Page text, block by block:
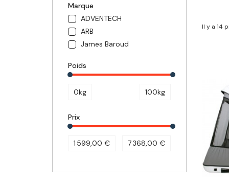
Marque
ADVENTECH
ARB
James Baroud
Poids
0kg 100kg
Prix
1 599,00 € 7 368,00 €
Il y a 14